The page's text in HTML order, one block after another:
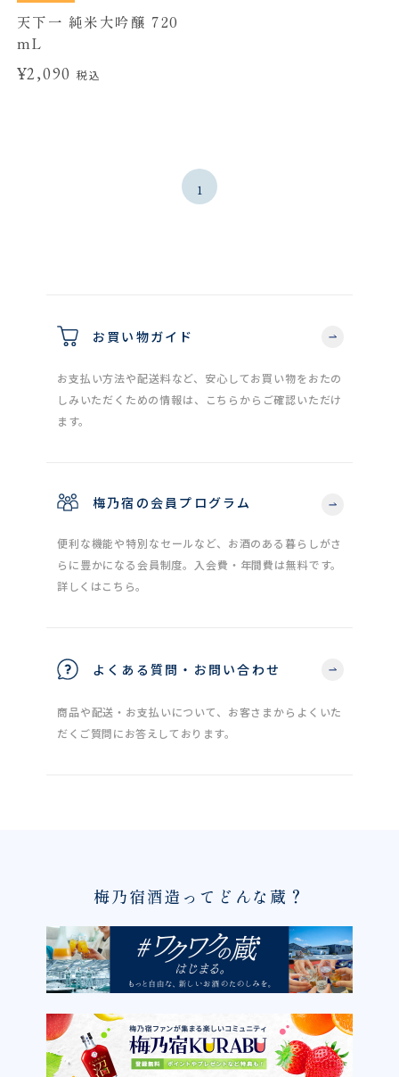
天下一 純米大吟醸 720
mL
¥2,090税込
1
お買い物ガイド
お支払い方法や配送料など、安心してお買い物をおたの
しみいただくための情報は、こちらからご確認いただけ
ます。
梅乃宿の会員プログラム
便利な機能や特別なセールなど、お酒のある暮らしがさ
らに豊かになる会員制度。入会費・年間費は無料です。
詳しくはこちら。
よくある質問・お問い合わせ
商品や配送・お支払いについて、お客さまからよくいた
だくご質問にお答えしております。
梅乃宿酒造ってどんな蔵？